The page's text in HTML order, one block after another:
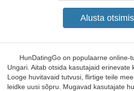
HunDatingGo on populaarne online-
Ungari. Aitab otsida kasutajaid erinevate
Looge huvitavaid tutvusi, flirtige teile
leidke uusi sõpru. Mugavad kasutajate